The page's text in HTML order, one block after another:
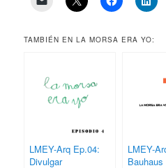
TAMBIÉN EN LA MORSA ERA YO:
LMEY-Arq Ep.04:
Divulgar
LMEY-
Bauhaus